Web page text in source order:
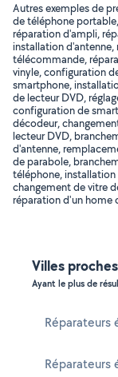
Autres exemples de
de téléphone
réparation d'ampli,
installation
télécommande,
vinyle, configuration
smartphone,
de lecteur DVD,
configuration de
décodeur,
lecteur DVD,
d'antenne,
de parabole,
téléphone, installation
changement de vitre
réparation d'un home
Villes proches
Ayant le plus de
Réparateurs
Réparateurs